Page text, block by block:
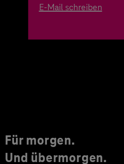
E-Mail schreiben
Für morgen.
Und übermorgen.